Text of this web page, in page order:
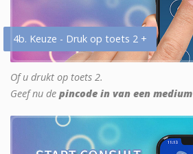
4b. Keuze - Druk op toets 2 +
Of u drukt op toets 2.
Geef nu de pincode in van een medium